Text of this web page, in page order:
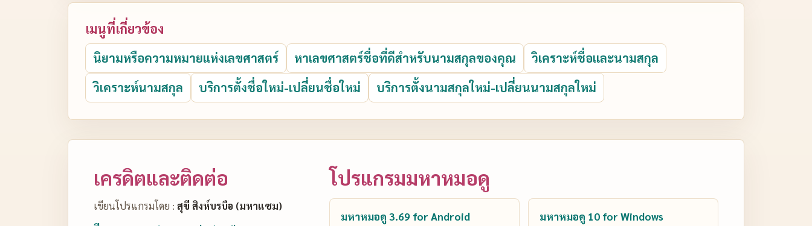
เมนูที่เกี่ยวข้อง
นิยามหรือความหมายแห่งเลขศาสตร์ หาเลขศาสตร์ชื่อที่ดีสำหรับนามสกุลของคุณ
วิเคราะห์ชื่อและนามสกุล
วิเคราะห์นามสกุล
บริการตั้งชื่อใหม่-เปลี่ยนชื่อใหม่ บริการตั้งนามสกุลใหม่-เปลี่ยนนามสกุลใหม่
เครดิตและติดต่อ
เขียนโปรแกรมโดย : สุขี สิงห์บรบือ (มหาแซม)
โปรแกรมมหาหมอดู
มหาหมอดู 3.69 for Android มหาหมอดู 10 for Windows